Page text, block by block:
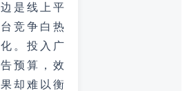
边是线上平
台竞争白热
化。投入广
告预算，效
果却难以衡